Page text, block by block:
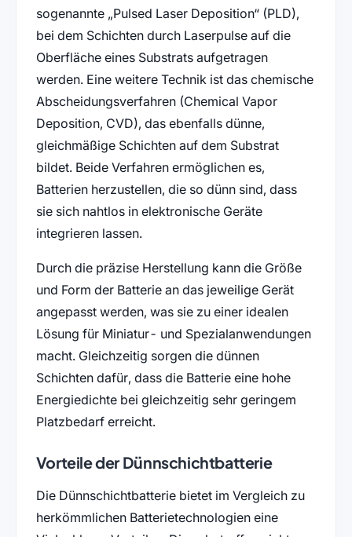
sogenannte „Pulsed Laser Deposition“ (PLD),
bei dem Schichten durch Laserpulse auf die
Oberfläche eines Substrats aufgetragen
werden. Eine weitere Technik ist das chemische
Abscheidungsverfahren (Chemical Vapor
Deposition, CVD), das ebenfalls dünne,
gleichmäßige Schichten auf dem Substrat
bildet. Beide Verfahren ermöglichen es,
Batterien herzustellen, die so dünn sind, dass
sie sich nahtlos in elektronische Geräte
integrieren lassen.
Durch die präzise Herstellung kann die Größe
und Form der Batterie an das jeweilige Gerät
angepasst werden, was sie zu einer idealen
Lösung für Miniatur- und Spezialanwendungen
macht. Gleichzeitig sorgen die dünnen
Schichten dafür, dass die Batterie eine hohe
Energiedichte bei gleichzeitig sehr geringem
Platzbedarf erreicht.
Vorteile der Dünnschichtbatterie
Die Dünnschichtbatterie bietet im Vergleich zu
herkömmlichen Batterietechnologien eine